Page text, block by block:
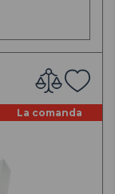
La comanda